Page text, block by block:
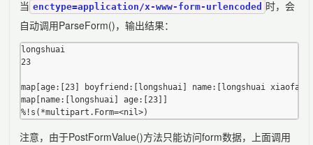
当 enctype=application/x-www-form-urlencoded 时，会
自动调用ParseForm()，输出结果：
longshuai
23
map[age:[23] boyfriend:[longshuai] name:[longshuai
map[name:[longshuai] age:[23]]
注意，由于PostFormValue()方法只能访问form数据，上面调用